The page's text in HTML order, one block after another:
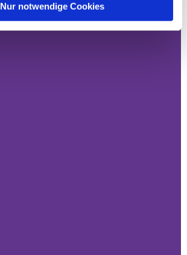
Nur notwendige Cookies